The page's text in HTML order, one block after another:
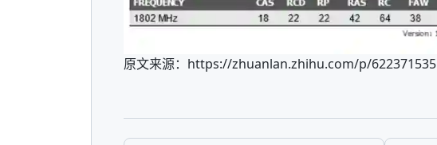
原文来源：https://zhuanlan.zhihu.com/p/622371535